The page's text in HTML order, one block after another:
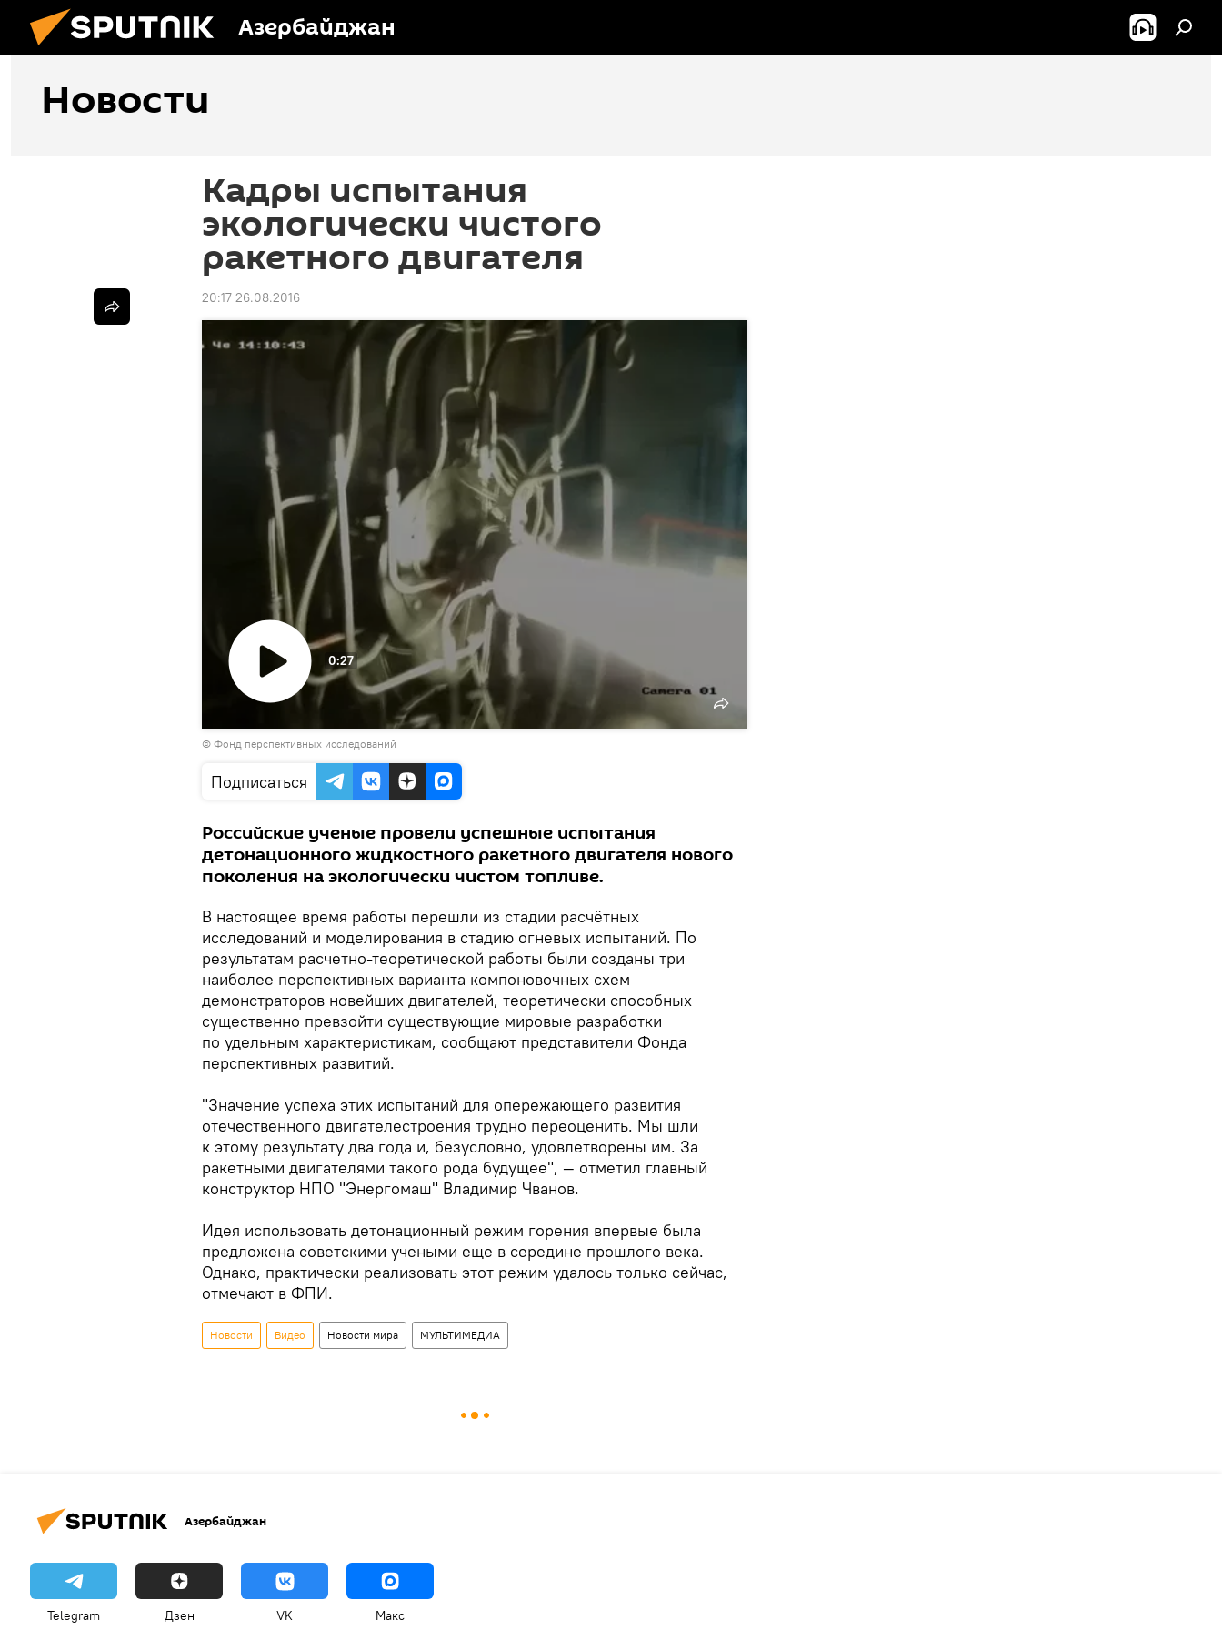
Азербайджан
Новости
Кадры испытания
экологически чистого
ракетного двигателя
20:17 26.08.2016
Воспроизвести
видео
0:27
© Фонд перспективных исследований
Подписаться
Российские ученые провели успешные испытания
детонационного жидкостного ракетного двигателя нового
поколения на экологически чистом топливе.
В настоящее время работы перешли из стадии расчётных
исследований и моделирования в стадию огневых испытаний. По
результатам расчетно-теоретической работы были созданы три
наиболее перспективных варианта компоновочных схем
демонстраторов новейших двигателей, теоретически способных
существенно превзойти существующие мировые разработки
по удельным характеристикам, сообщают представители Фонда
перспективных развитий.
"Значение успеха этих испытаний для опережающего развития
отечественного двигателестроения трудно переоценить. Мы шли
к этому результату два года и, безусловно, удовлетворены им. За
ракетными двигателями такого рода будущее", — отметил главный
конструктор НПО "Энергомаш" Владимир Чванов.
Идея использовать детонационный режим горения впервые была
предложена советскими учеными еще в середине прошлого века.
Однако, практически реализовать этот режим удалось только сейчас,
отмечают в ФПИ.
Новости Видео Новости мира МУЛЬТИМЕДИА
Азербайджан
Telegram Дзен VK Макс